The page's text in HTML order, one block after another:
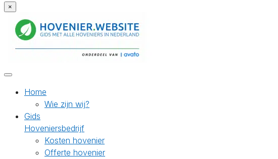
×
Home
Wie zijn wij?
Gids
Hoveniersbedrijf
Kosten hovenier
Offerte hovenier